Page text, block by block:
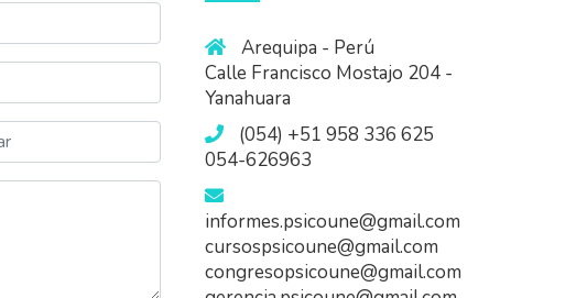
Arequipa - Perú
Calle Francisco Mostajo 204 -
Yanahuara
(054) +51 958 336 625
054-626963
informes.psicoune@gmail.com
cursospsicoune@gmail.com
congresopsicoune@gmail.com